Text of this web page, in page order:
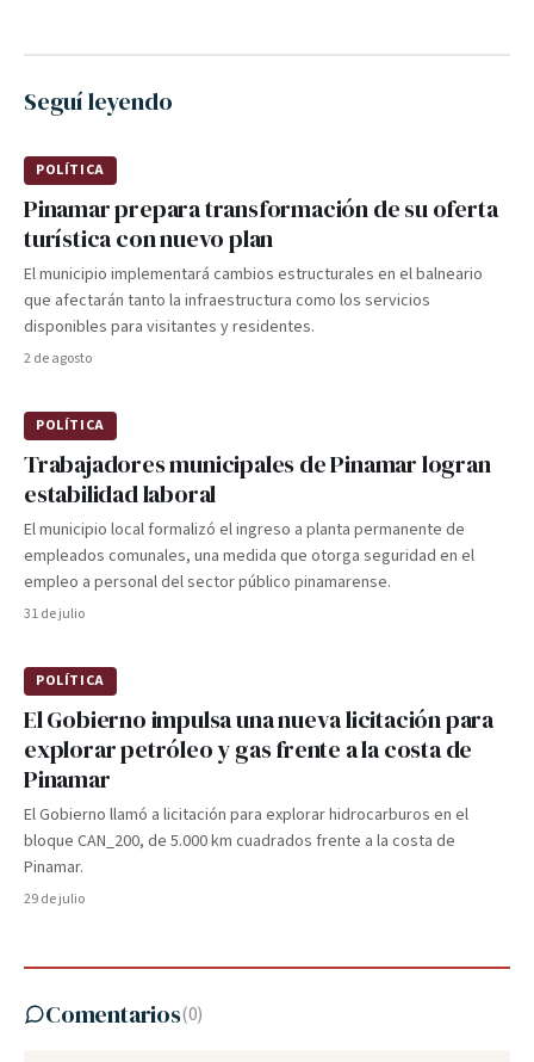
Seguí leyendo
POLÍTICA
Pinamar prepara transformación de su oferta
turística con nuevo plan
El municipio implementará cambios estructurales en el balneario
que afectarán tanto la infraestructura como los servicios
disponibles para visitantes y residentes.
2 de agosto
POLÍTICA
Trabajadores municipales de Pinamar logran
estabilidad laboral
El municipio local formalizó el ingreso a planta permanente de
empleados comunales, una medida que otorga seguridad en el
empleo a personal del sector público pinamarense.
31 de julio
POLÍTICA
El Gobierno impulsa una nueva licitación para
explorar petróleo y gas frente a la costa de
Pinamar
El Gobierno llamó a licitación para explorar hidrocarburos en el
bloque CAN_200, de 5.000 km cuadrados frente a la costa de
Pinamar.
29 de julio
Comentarios(0)